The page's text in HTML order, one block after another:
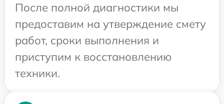
После полной диагностики мы
предоставим на утверждение смету
работ, сроки выполнения и
приступим к восстановлению
техники.